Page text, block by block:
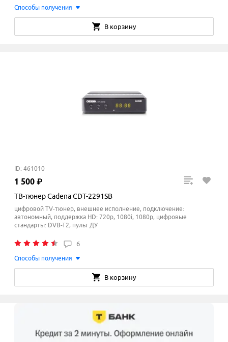
Способы получения
В корзину
ID: 461010
1 500 ₽
ТВ-тюнер Cadena CDT-2291SB
цифровой TV-тюнер, внешнее исполнение, подключение:
автономный, поддержка HD: 720p, 1080i, 1080p, цифровые
стандарты: DVB-T2, пульт ДУ
6
Способы получения
В корзину